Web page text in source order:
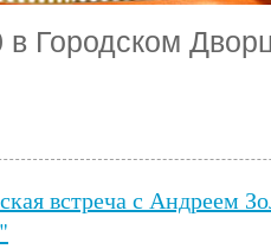
в Городском
встреча с Андреем